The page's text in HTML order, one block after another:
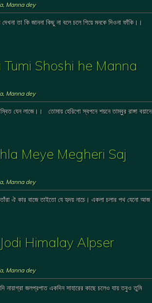
, Manna dey
তা কি জাননা কিছু না বলে চলে গিয়ে মনকে দিওনা ফাঁকি।।
Tumi Shoshi he Manna
, Manna dey
যেন লাজে।। তোমায় হেরিগো স্বপনে শয়নে তাম্বুর রাঙ্গা বয়ানে
Meye Megheri Saj
, Manna dey
ঐ কার বাজে তাইতো যে হৃদয় নাচে। একলা চলার পথ যেনো আজ
– Jodi Himalay Alpser
, Manna dey
জলপ্রপাত একদিন সাহারের কাছে চলেও যায় তবুও তুমি